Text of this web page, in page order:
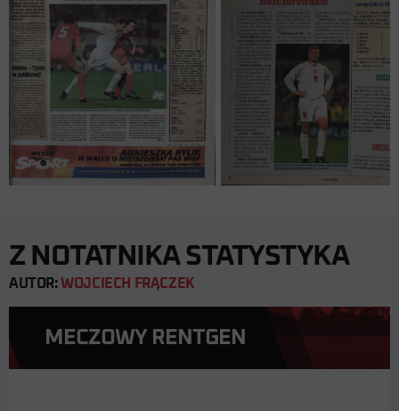
Z NOTATNIKA STATYSTYKA
AUTOR: WOJCIECH FRĄCZEK
MECZOWY RENTGEN